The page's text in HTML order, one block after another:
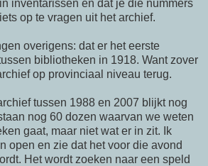
inventarissen en dat je die nummers
op te vragen uit het archief.
overigens: dat er het eerste
bibliotheken in 1918. Want zover
op provinciaal niveau terug.
tussen 1988 en 2007 blijkt nog
nog 60 dozen waarvan we weten
gaat, maar niet wat er in zit. Ik
open en zie dat het voor die avond
Het wordt zoeken naar een speld